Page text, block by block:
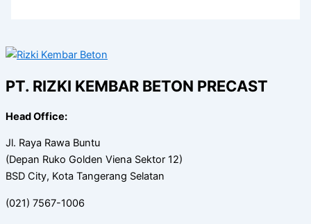
PT. RIZKI KEMBAR BETON PRECAST
Head Office:
Jl. Raya Rawa Buntu
(Depan Ruko Golden Viena Sektor 12)
BSD City, Kota Tangerang Selatan
(021) 7567-1006